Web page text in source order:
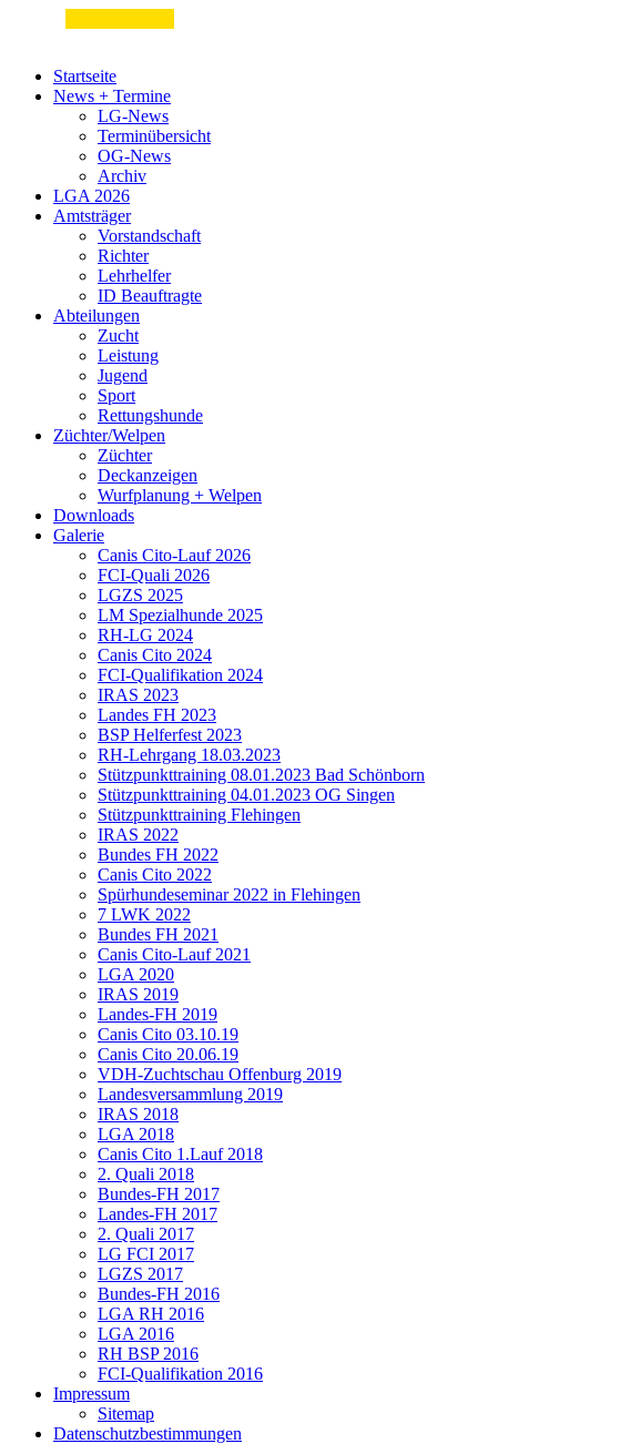
Startseite
News + Termine
LG-News
Terminübersicht
OG-News
Archiv
LGA 2026
Amtsträger
Vorstandschaft
Richter
Lehrhelfer
ID Beauftragte
Abteilungen
Zucht
Leistung
Jugend
Sport
Rettungshunde
Züchter/Welpen
Züchter
Deckanzeigen
Wurfplanung + Welpen
Downloads
Galerie
Canis Cito-Lauf 2026
FCI-Quali 2026
LGZS 2025
LM Spezialhunde 2025
RH-LG 2024
Canis Cito 2024
FCI-Qualifikation 2024
IRAS 2023
Landes FH 2023
BSP Helferfest 2023
RH-Lehrgang 18.03.2023
Stützpunkttraining 08.01.2023 Bad Schönborn
Stützpunkttraining 04.01.2023 OG Singen
Stützpunkttraining Flehingen
IRAS 2022
Bundes FH 2022
Canis Cito 2022
Spürhundeseminar 2022 in Flehingen
7 LWK 2022
Bundes FH 2021
Canis Cito-Lauf 2021
LGA 2020
IRAS 2019
Landes-FH 2019
Canis Cito 03.10.19
Canis Cito 20.06.19
VDH-Zuchtschau Offenburg 2019
Landesversammlung 2019
IRAS 2018
LGA 2018
Canis Cito 1.Lauf 2018
2. Quali 2018
Bundes-FH 2017
Landes-FH 2017
2. Quali 2017
LG FCI 2017
LGZS 2017
Bundes-FH 2016
LGA RH 2016
LGA 2016
RH BSP 2016
FCI-Qualifikation 2016
Impressum
Sitemap
Datenschutzbestimmungen